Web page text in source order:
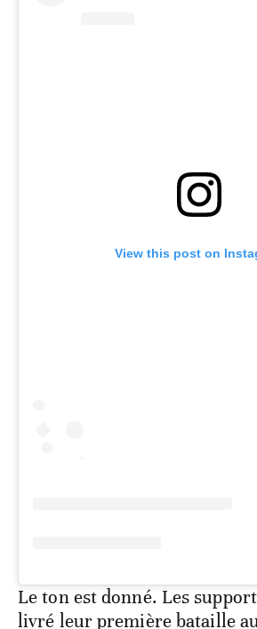
View this post on
Le ton est donné. Les
livré leur première bataille